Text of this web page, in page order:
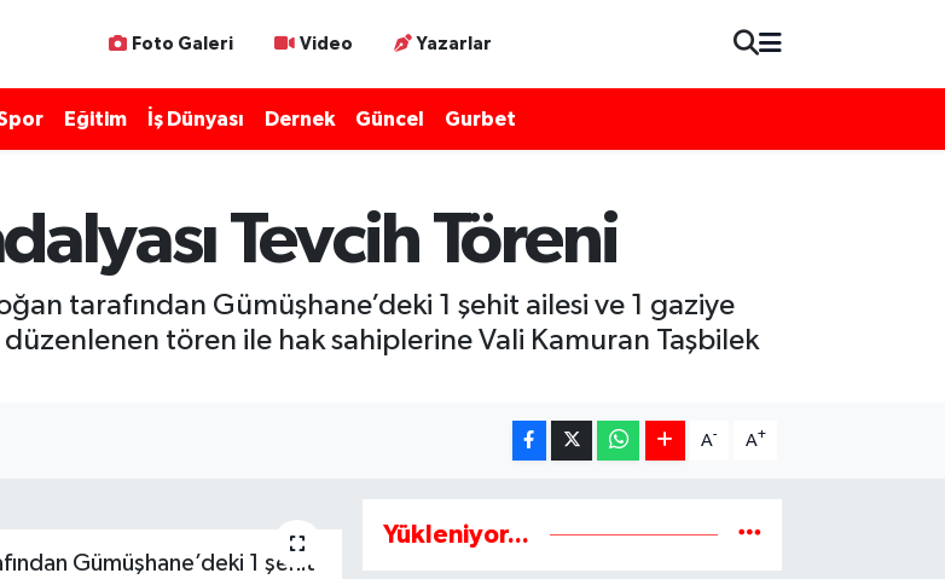
Foto Galeri Video Yazarlar
Eğitim İş Dünyası Dernek Güncel Gurbet
Tevcih Töreni
tarafından Gümüşhane’deki 1 şehit ailesi ve 1 gaziye
tören ile hak sahiplerine Vali Kamuran Taşbilek
A- A+
Gümüşhane’deki 1 şehit
Yükleniyor...